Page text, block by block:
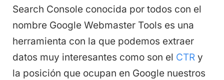
Search Console conocida por todos con el
nombre Google Webmaster Tools es una
herramienta con la que podemos extraer
datos muy interesantes como son el CTR y
la posición que ocupan en Google nuestros